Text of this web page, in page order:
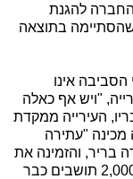
החברה להגנת
בתוצאה
אינו
"ויש אף כאלה
העירייה ממקדת
"עתירה
בריר, והזמינה את
תושבי העיר להצטרף כעותרים - ולמעלה מ-2,000 תושבים כבר